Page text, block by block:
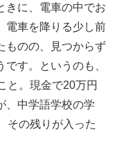
きに、電車の中でお
電車を降りる少し前
ものの、見つからず
す。というのも、
と。現金で20万円
、中学語学校の学
その残りが入った